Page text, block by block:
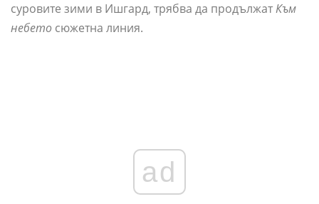
суровите зими в Ишгард, трябва да продължатКъм
небето сюжетна линия.
ad